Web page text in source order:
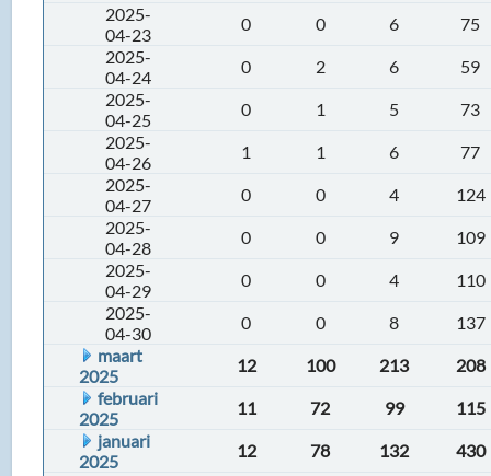
2025-
04-23
0 0 6
75
2025-
04-24
0 2 6
59
2025-
04-25
0 1 5
73
2025-
04-26
1 1 6
77
2025-
04-27
0 0 4
124
2025-
04-28
0 0 9
109
2025-
04-29
0 0 4
110
2025-
04-30
0 0 8
137
maart
2025
12 100 213
208
februari
2025
11 72 99
115
januari
2025
12 78 132
430